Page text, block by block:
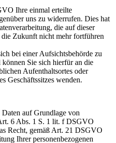
Ihre einmal erteilte
uns zu widerrufen. Dies hat
die auf dieser
Zukunft nicht mehr fortführen
bei einer Aufsichtsbehörde zu
Sie sich hierfür an die
Aufenthaltsortes oder
Geschäftssitzes wenden.
Daten auf Grundlage von
6 Abs. 1 S. 1 lit. f DSGVO
Recht, gemäß Art. 21 DSGVO
Ihrer personenbezogenen